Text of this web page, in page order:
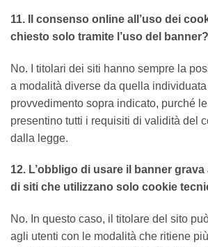
11. Il consenso online all’uso dei
chiesto solo tramite l’uso del banner?
No. I titolari dei siti hanno sempre la
a modalità diverse da quella individuata
provvedimento sopra indicato, purché
presentino tutti i requisiti di validità del
dalla legge.
12. L’obbligo di usare il banner
di siti che utilizzano solo cookie
No. In questo caso, il titolare del sito
agli utenti con le modalità che ritiene